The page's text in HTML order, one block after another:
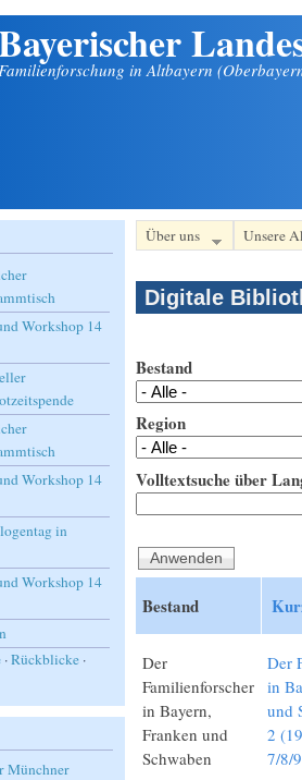
in Altbayern
Über uns Unsere
Digitale
Bestand
Region
Volltextsuche über
Bestand
Der
Familienforscher
in Bayern,
Franken und
Schwaben
Der
in
und
2
7/8/
Workshop 14
Workshop 14
in
Workshop 14
·Rückblicke ·
Münchner